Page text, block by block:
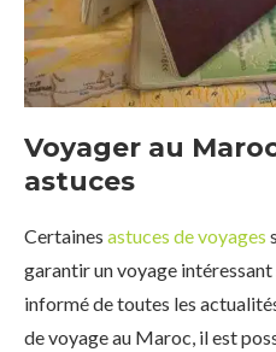
Voyager au
astuces
Certaines astuces de voyages
garantir un voyage
informé de toutes les
de voyage au Maroc, il est